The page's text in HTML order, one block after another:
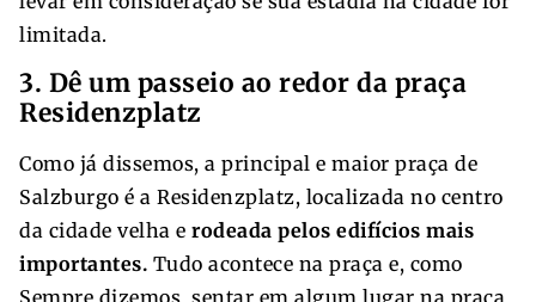
limitada.
3. Dê um passeio ao redor da praça
Residenzplatz
Como já dissemos, a principal e maior praça de
Salzburgo é a Residenzplatz, localizada no centro
da cidade velha e rodeada pelos edifícios mais
importantes. Tudo acontece na praça e, como
Sempre dizemos, sentar em algum lugar na praça